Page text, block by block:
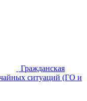
Гражданская
ситуаций (ГО и